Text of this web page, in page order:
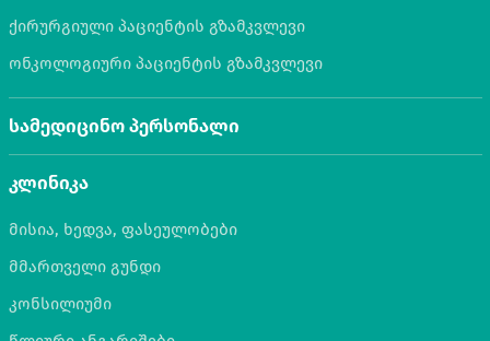
ქირურგიული პაციენტის გზამკვლევი
ონკოლოგიური პაციენტის გზამკვლევი
სამედიცინო პერსონალი
კლინიკა
მისია, ხედვა, ფასეულობები
მმართველი გუნდი
კონსილიუმი